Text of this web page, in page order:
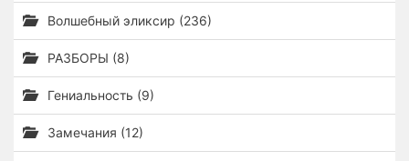
Волшебный эликсир (236)
РАЗБОРЫ (8)
Гениальность (9)
Замечания (12)